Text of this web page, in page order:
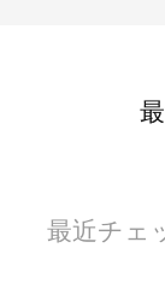
最近チェ